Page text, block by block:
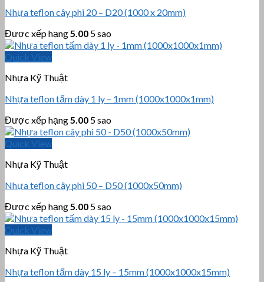
Nhựa teflon cây phi 20 – D20 (1000 x 20mm)
Được xếp hạng 5.00 5 sao
Quick View
Nhựa Kỹ Thuật
Nhựa teflon tấm dày 1 ly – 1mm (1000x1000x1mm)
Được xếp hạng 5.00 5 sao
Quick View
Nhựa Kỹ Thuật
Nhựa teflon cây phi 50 – D50 (1000x50mm)
Được xếp hạng 5.00 5 sao
Quick View
Nhựa Kỹ Thuật
Nhựa teflon tấm dày 15 ly – 15mm (1000x1000x15mm)